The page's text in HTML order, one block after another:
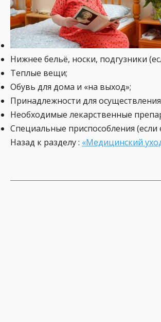
Нижнее бельё, носки, подгузники
Теплые вещи;
Обувь для дома и «на выход»;
Принадлежности для
Необходимые лекарственные
Специальные приспособления (если
Назад к разделу : «Медицинский